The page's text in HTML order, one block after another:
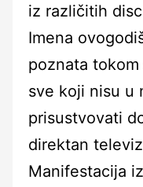
iz različitih
Imena
poznata
sve koji nisu u
prisustvovati
direktan
Manifestacija